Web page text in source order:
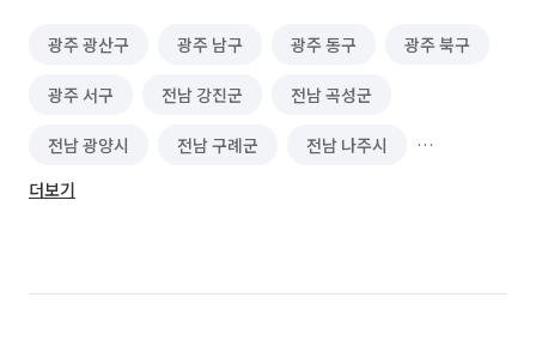
광주 광산구 광주 남구 광주 동구 광주 북구
광주 서구 전남 강진군 전남 곡성군
전남 광양시 전남 구례군 전남 나주시
전남 담양군
전남 영암군 전남 장성군 전남 함평군
더보기